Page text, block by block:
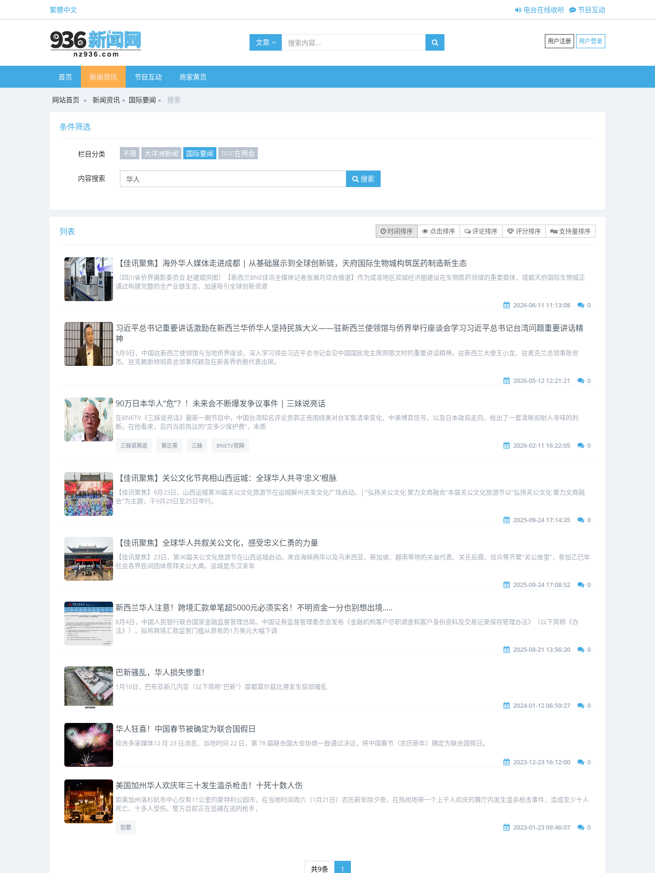
繁體中文 节目互动
电台在线收听
文章 用户注册 用户登录
首页 新闻资讯 节目互动 商家黄页
网站首页 新闻资讯 国际要闻 搜索
条件筛选
栏目分类 不限 大洋洲新闻 国际要闻 BNE在两会
内容搜索 搜索
列表 时间排序 点击排序 评论排序 评分排序 支持量排序
【佳讯聚焦】海外华人媒体走进成都 | 从基础展示到全球创新链，天府国际生物城构筑医药制造新生态
（四川省侨界摄影委员会 赵建斌供图）【新西兰BNE佳讯全媒体记者张瀚月综合报道】作为成渝地区双城经济圈建设在生物医药领域的重要载体，成都天府国际生物城正
通过构建完整的全产业链生态，加速吸引全球创新资源
2026-06-11 11:13:08 0
习近平总书记重要讲话激励在新西兰华侨华人坚持民族大义——驻新西兰使领馆与侨界举行座谈会学习习近平总书记台湾问题重要讲话精
神
5月9日，中国驻新西兰使领馆与当地侨界座谈，深入学习领会习近平总书记会见中国国民党主席郑丽文时的重要讲话精神。驻新西兰大使王小龙、驻奥克兰总领事陈世
杰、驻克赖斯特彻奇总领事何颖及在新各界侨胞代表出席。
2026-05-12 12:21:21 0
90万日本华人“危”？！未来会不断爆发争议事件 | 三妹说亮话
在BNETV《三妹说亮话》最新一期节目中，中国台湾知名评论员郭正亮围绕美对台军售清单变化、中美博弈信号，以及日本政局走向，给出了一套清晰却耐人寻味的判
断。在他看来，岛内当前热议的“交多少保护费”，本质
三妹说亮话 郭正亮 三妹 BNETV官网 2026-02-11 16:22:05 0
【佳讯聚焦】关公文化节亮相山西运城：全球华人共寻‘忠义’根脉
【佳讯聚焦】9月23日，山西运城第36届关公文化旅游节在运城解州关圣文化广场启动。| “弘扬关公文化 聚力文商融合”本届关公文化旅游节以“弘扬关公文化 聚力文商融
合”为主题，于9月23日至25日举行。
2025-09-24 17:14:35 0
【佳讯聚焦】全球华人共叙关公文化，感受忠义仁勇的力量
【佳讯聚焦】23日，第36届关公文化旅游节在山西运城启动。来自海峡两岸以及马来西亚、新加坡、越南等地的关庙代表、关氏后裔、信众等齐聚“关公故里”，参加乙巳年
社会各界民间团体祭拜关公大典。运城是东汉末年
2025-09-24 17:08:52 0
新西兰华人注意！跨境汇款单笔超5000元必须实名！不明资金一分也别想出境.....
8月4日，中国人民银行联合国家金融监督管理总局、中国证券监督管理委员会发布《金融机构客户尽职调查和客户身份资料及交易记录保存管理办法》（以下简称《办
法》），拟将跨境汇款监管门槛从原有的1万美元大幅下调
2025-08-21 13:56:20 0
巴新骚乱，华人损失惨重！
​1月10日，巴布亚新几内亚（以下简称“巴新”）首都莫尔兹比港发生局部骚乱
2024-01-12 06:59:27 0
华人狂喜！中国春节被确定为联合国假日
综合多家媒体12 月 23 日消息，当地时间 22 日，第 78 届联合国大会协商一致通过决议，将中国春节（农历新年）确定为联合国假日。
2023-12-23 16:12:00 0
美国加州华人欢庆年三十发生滥杀枪击！十死十数人伤
距离加州洛杉矶市中心仅有11公里的蒙特利公园市，在当地时间周六（1月21日）农历新年除夕夜，在热闹地带一个上千人欢庆的舞厅内发生滥杀枪击事件，造成至少十人
死亡、十多人受伤。警方目前正在追捕在逃的枪手，
犯罪 2023-01-23 09:46:07 0
共9条 1